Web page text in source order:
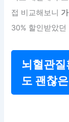
접 비교해보니
30% 할인받았
뇌혈관질
도 괜찮